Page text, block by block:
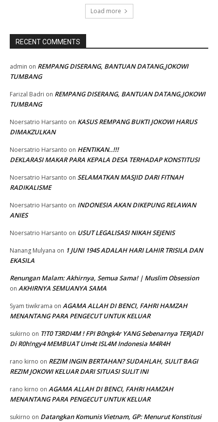
Load more
RECENT COMMENTS
admin on REMPANG DISERANG, BANTUAN DATANG,JOKOWI
TUMBANG
Farizal Badri on REMPANG DISERANG, BANTUAN DATANG,JOKOWI
TUMBANG
Noersatrio Harsanto on KASUS REMPANG BUKTI JOKOWI HARUS
DIMAKZULKAN
Noersatrio Harsanto on HENTIKAN..!!!
DEKLARASI MAKAR PARA KEPALA DESA TERHADAP KONSTITUSI
Noersatrio Harsanto on SELAMATKAN MASJID DARI FITNAH
RADIKALISME
Noersatrio Harsanto on INDONESIA AKAN DIKEPUNG RELAWAN
ANIES
Noersatrio Harsanto on USUT LEGALISASI NIKAH SEJENIS
Nanang Mulyana on 1 JUNI 1945 ADALAH HARI LAHIR TRISILA DAN
EKASILA
Renungan Malam: Akhirnya, Semua Sama! | Muslim Obsession
on AKHIRNYA SEMUANYA SAMA
Syam tiwikrama on AGAMA ALLAH DI BENCI, FAHRI HAMZAH
MENANTANG PARA PENGECUT UNTUK KELUAR
sukirno on T!T0 T3RDI4M ! FPI B0ngk4r YANG Sebenarnya TERJADI
Di R0h!ngy4 MEMBUAT Um4t ISL4M Indonesia M4R4H
rano kirno on REZIM INGIN BERTAHAN? SUDAHLAH, SULIT BAGI
REZIM JOKOWI KELUAR DARI SITUASI SULIT INI
rano kirno on AGAMA ALLAH DI BENCI, FAHRI HAMZAH
MENANTANG PARA PENGECUT UNTUK KELUAR
sukirno on Datangkan Komunis Vietnam, GP: Menurut Konstitusi